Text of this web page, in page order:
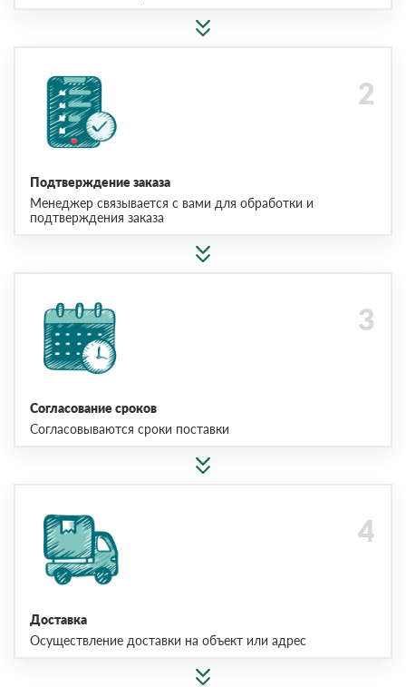
Подтверждение заказа
Менеджер связывается с вами для обработки и
подтверждения заказа
Согласование сроков
Согласовываются сроки поставки
Доставка
Осуществление доставки на объект или адрес